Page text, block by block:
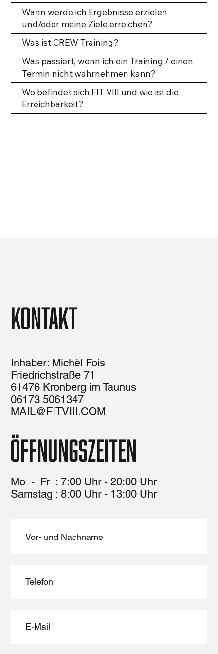
Wann werde ich Ergebnisse erzielen
und/oder meine Ziele erreichen?
Was ist CREW Training?
Was passiert, wenn ich ein Training / einen
Termin nicht wahrnehmen kann?
Wo befindet sich FIT VIII und wie ist die
Erreichbarkeit?
Kontakt
Inhaber: Michèl Fois
Friedrichstraße 71
61476 Kronberg im Taunus
06173 5061347
MAIL@FITVIII.COM
Öffnungszeiten
Mo - Fr : 7:00 Uhr - 20:00 Uhr
​​Samstag : 8:00 Uhr - 13:00 Uhr